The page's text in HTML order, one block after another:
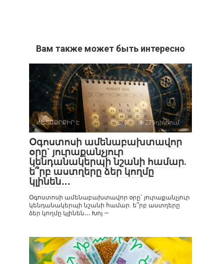
Вам также может быть интересно
ՀԵՏԱՔՐՔԻՐ Է 0 279դիտում
Օգոստոսի ամենաբախտավոր
օրը` յուրաքանչյուր
կենդանակերպի նշանի համար.
ե՞րբ աստղերը ձեր կողմը
կլինեն․․․
Օգոստոսի ամենաբախտավոր օրը` յուրաքանչյուր
կենդանակերպի նշանի համար. ե՞րբ աստղերը
ձեր կողմը կլինեն․․․ Խոյ —